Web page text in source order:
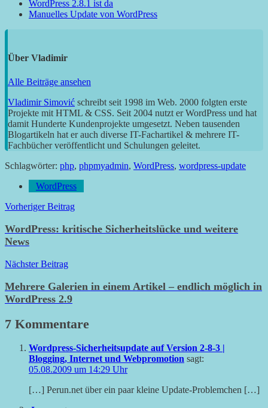
WordPress 2.8.1 ist da
Manuelles Update von WordPress
Über Vladimir
Alle Beiträge ansehen
Vladimir Simović schreibt seit 1998 im Web. 2000 folgten erste
Projekte mit HTML & CSS. Seit 2004 nutzt er WordPress und hat
damit Hunderte Kundenprojekte umgesetzt. Neben tausenden
Blogartikeln hat er auch diverse IT-Fachartikel & mehrere IT-
Fachbücher veröffentlicht und Schulungen geleitet.
Schlagwörter: php, phpmyadmin, WordPress, wordpress-update
WordPress
Beitragsnavigation
Vorheriger Beitrag
WordPress: kritische Sicherheitslücke und weitere
News
Nächster Beitrag
Mehrere Galerien in einem Artikel – endlich möglich in
WordPress 2.9
7 Kommentare
Wordpress-Sicherheitsupdate auf Version 2-8-3 |
Blogging, Internet und Webpromotion sagt:
05.08.2009 um 14:29 Uhr
[…] Perun.net über ein paar kleine Update-Problemchen […]